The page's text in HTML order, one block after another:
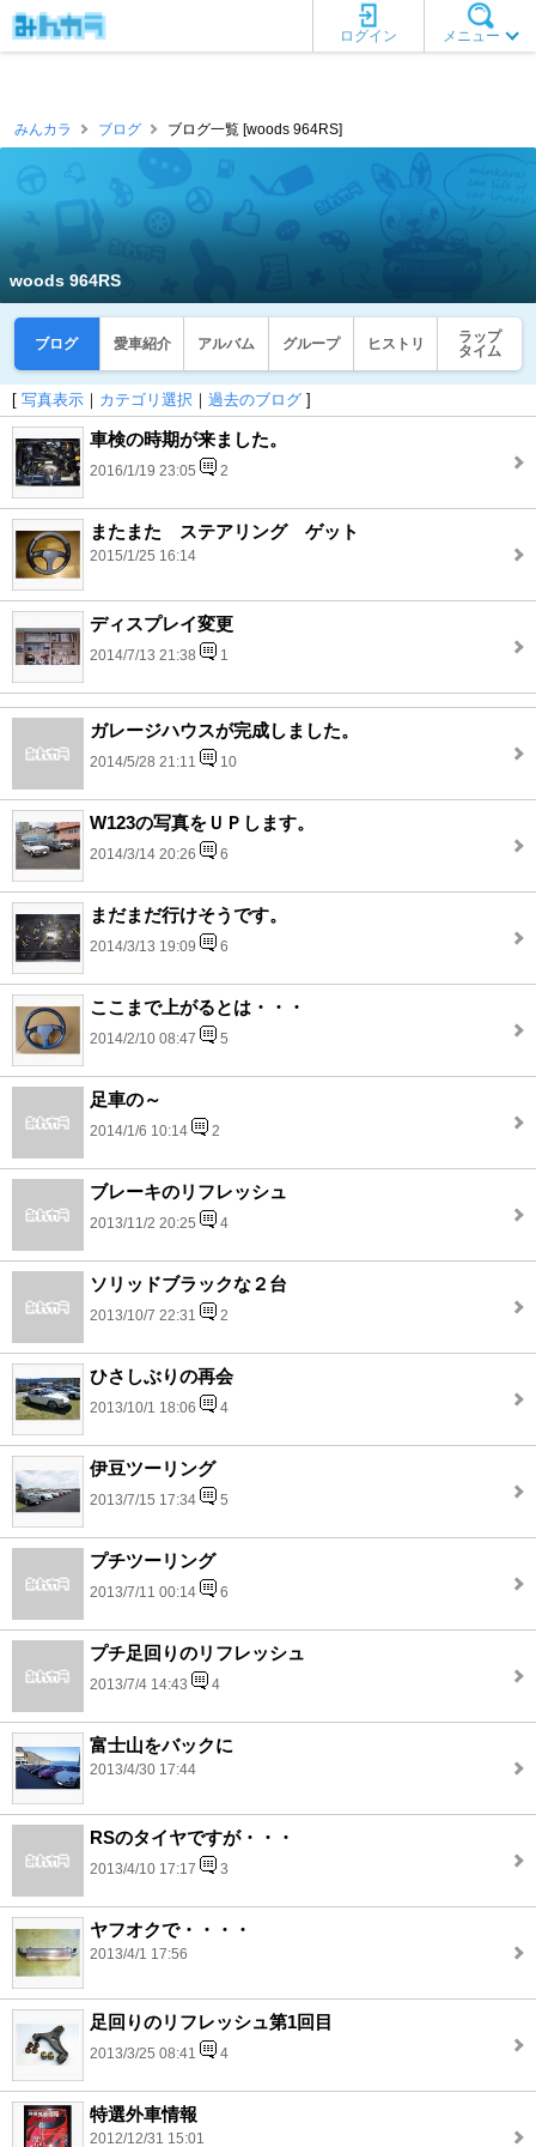
メニュー
ログイン
みんカラ ブログ ブログ一覧 [woods 964RS]
woods 964RS
ブログ 愛車紹介 アルバム グループ ヒストリ
ラップ
タイム
[ 写真表示 ｜ カテゴリ選択 ｜ 過去のブログ ]
車検の時期が来ました。
2016/1/19 23:05 2
またまた ステアリング ゲット
2015/1/25 16:14
ディスプレイ変更
2014/7/13 21:38 1
ガレージハウスが完成しました。
2014/5/28 21:11 10
W123の写真をＵＰします。
2014/3/14 20:26 6
まだまだ行けそうです。
2014/3/13 19:09 6
ここまで上がるとは・・・
2014/2/10 08:47 5
足車の～
2014/1/6 10:14 2
ブレーキのリフレッシュ
2013/11/2 20:25 4
ソリッドブラックな２台
2013/10/7 22:31 2
ひさしぶりの再会
2013/10/1 18:06 4
伊豆ツーリング
2013/7/15 17:34 5
プチツーリング
2013/7/11 00:14 6
プチ足回りのリフレッシュ
2013/7/4 14:43 4
富士山をバックに
2013/4/30 17:44
RSのタイヤですが・・・
2013/4/10 17:17 3
ヤフオクで・・・・
2013/4/1 17:56
足回りのリフレッシュ第1回目
2013/3/25 08:41 4
特選外車情報
2012/12/31 15:01